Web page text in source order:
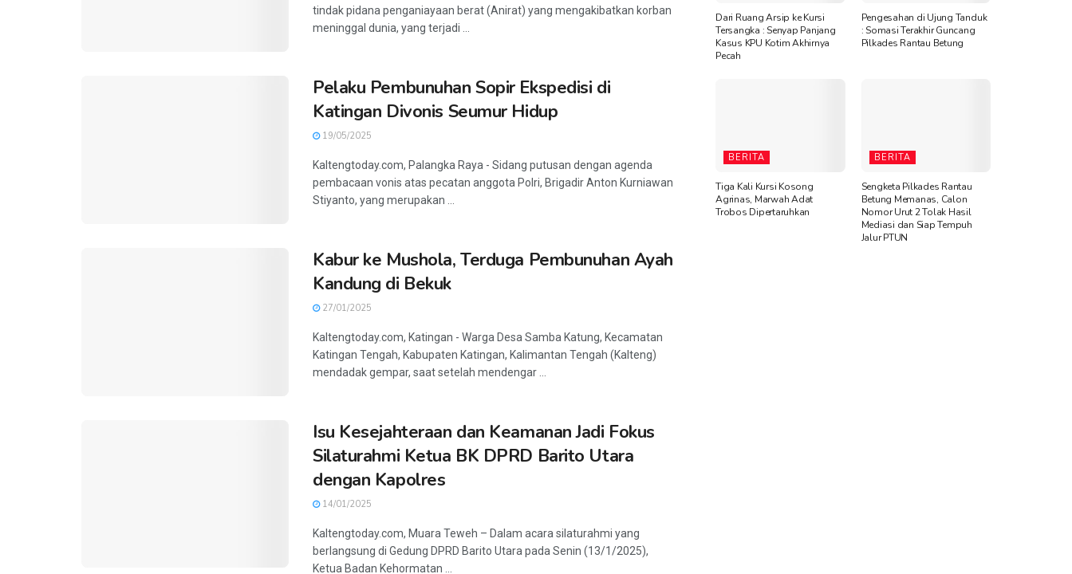
tindak pidana penganiayaan berat (Anirat) yang mengakibatkan korban
meninggal dunia, yang terjadi ...
Pelaku Pembunuhan Sopir Ekspedisi di
Katingan Divonis Seumur Hidup
19/05/2025
Kaltengtoday.com, Palangka Raya - Sidang putusan dengan agenda
pembacaan vonis atas pecatan anggota Polri, Brigadir Anton Kurniawan
Stiyanto, yang merupakan ...
Kabur ke Mushola, Terduga Pembunuhan Ayah
Kandung di Bekuk
27/01/2025
Kaltengtoday.com, Katingan - Warga Desa Samba Katung, Kecamatan
Katingan Tengah, Kabupaten Katingan, Kalimantan Tengah (Kalteng)
mendadak gempar, saat setelah mendengar ...
Isu Kesejahteraan dan Keamanan Jadi Fokus
Silaturahmi Ketua BK DPRD Barito Utara
dengan Kapolres
14/01/2025
Kaltengtoday.com, Muara Teweh – Dalam acara silaturahmi yang
berlangsung di Gedung DPRD Barito Utara pada Senin (13/1/2025),
Ketua Badan Kehormatan ...
Dari Ruang Arsip ke Kursi
Tersangka : Senyap Panjang
Kasus KPU Kotim Akhirnya
Pecah
Pengesahan di Ujung Tanduk
: Somasi Terakhir Guncang
Pilkades Rantau Betung
BERITA
Tiga Kali Kursi Kosong
Agrinas, Marwah Adat
Trobos Dipertaruhkan
BERITA
Sengketa Pilkades Rantau
Betung Memanas, Calon
Nomor Urut 2 Tolak Hasil
Mediasi dan Siap Tempuh
Jalur PTUN